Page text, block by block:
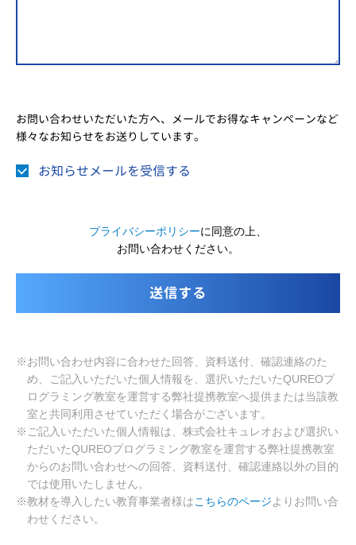
お問い合わせいただいた方へ、メールでお得なキャンペーンなど
様々なお知らせをお送りしています。
お知らせメールを受信する
プライバシーポリシーに同意の上、
お問い合わせください。
※お問い合わせ内容に合わせた回答、資料送付、確認連絡のた
め、ご記入いただいた個人情報を、選択いただいたQUREOプ
ログラミング教室を運営する弊社提携教室へ提供または当該教
室と共同利用させていただく場合がございます。
※ご記入いただいた個人情報は、株式会社キュレオおよび選択い
ただいたQUREOプログラミング教室を運営する弊社提携教室
からのお問い合わせへの回答、資料送付、確認連絡以外の目的
では使用いたしません。
※教材を導入したい教育事業者様はこちらのページよりお問い合
わせください。